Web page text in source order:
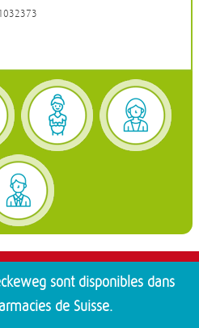
sont disponibles dans
de Suisse.